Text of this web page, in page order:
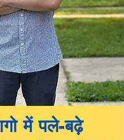
में पले-बढ़े